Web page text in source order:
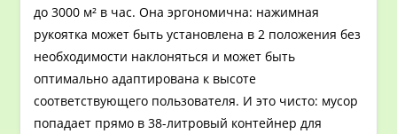
до 3000 м² в час. Она эргономична: нажимная
рукоятка может быть установлена в 2 положения без
необходимости наклоняться и может быть
оптимально адаптирована к высоте
соответствующего пользователя. И это чисто: мусор
попадает прямо в 38-литровый контейнер для